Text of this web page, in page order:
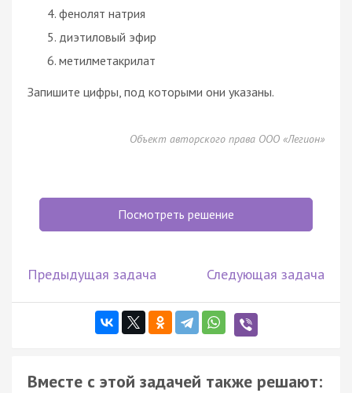
фенолят натрия
диэтиловый эфир
метилметакрилат
Запишите цифры, под которыми они указаны.
Объект авторского права ООО «Легион»
Посмотреть решение
Предыдущая задача Следующая задача
Вместе с этой задачей также решают: